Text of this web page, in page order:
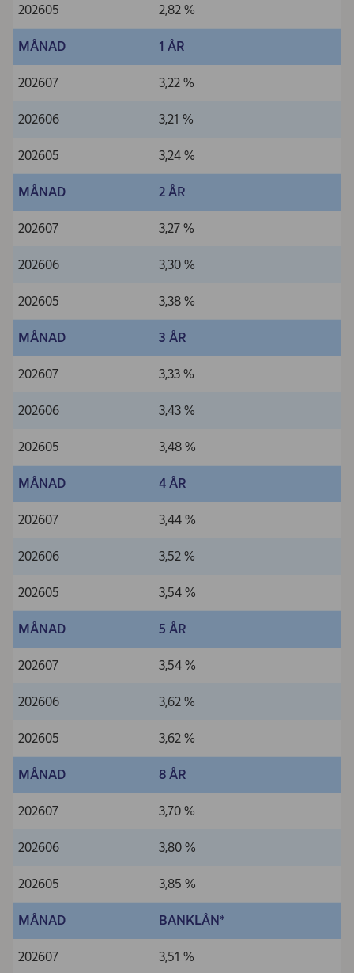
202605 2,82 %
MÅNAD 1 ÅR
202607 3,22 %
202606 3,21 %
202605 3,24 %
MÅNAD 2 ÅR
202607 3,27 %
202606 3,30 %
202605 3,38 %
MÅNAD 3 ÅR
202607 3,33 %
202606 3,43 %
202605 3,48 %
MÅNAD 4 ÅR
202607 3,44 %
202606 3,52 %
202605 3,54 %
MÅNAD 5 ÅR
202607 3,54 %
202606 3,62 %
202605 3,62 %
MÅNAD 8 ÅR
202607 3,70 %
202606 3,80 %
202605 3,85 %
MÅNAD BANKLÅN*
202607 3,51 %